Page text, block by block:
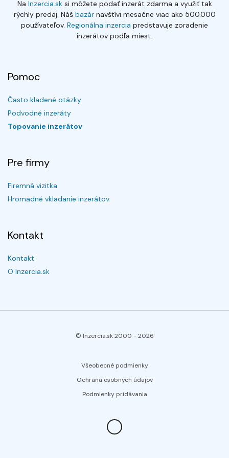
Na Inzercia.sksi môžete podať inzerát zdarma a využiť tak
rýchly predaj. Náš bazárnavštívi mesačne viac ako 500.000
používateľov. Regionálna inzercia predstavuje zoradenie
inzerátov podľa miest.
Pomoc
Často kladené otázky
Podvodné inzeráty
Topovanie inzerátov
Pre firmy
Firemná vizitka
Hromadné vkladanie inzerátov
Kontakt
Kontakt
O Inzercia.sk
© Inzercia.sk 2000 -2026
Všeobecné podmienky
Ochrana osobných údajov
Podmienky pridávania